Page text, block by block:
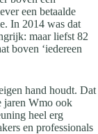
een betaalde
In 2014 was dat
maar liefst 82
boven ‘iedereen
hand houdt. Dat
jaren Wmo ook
heel erg
en professionals